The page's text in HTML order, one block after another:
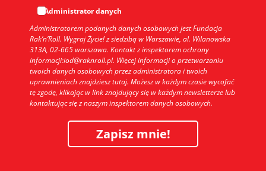
Administrator danych
Administratorem podanych danych osobowych jest Fundacja
Rak’n’Roll. Wygraj Życie! z siedzibą w Warszawie, al. Wilanowska
313A, 02-665 warszawa. Kontakt z inspektorem ochrony
informacji:iod@raknroll.pl. Więcej informacji o przetwarzaniu
twoich danych osobowych przez administratora i twoich
uprawnieniach znajdziesz tutaj. Możesz w każdym czasie wycofać
tę zgodę, klikając w link znajdujący się w każdym newsletterze lub
kontaktując się z naszym inspektorem danych osobowych.
Zapisz mnie!